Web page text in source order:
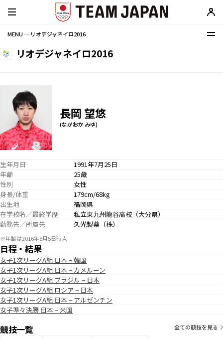
MENU ─ リオデジャネイロ2016
リオデジャネイロ2016
長岡 望悠
(ながおか みゆ)
生年月日
1991年7月25日
年齢
25歳
性別
女性
身長/体重
179cm/68kg
出生地
福岡県
在学校名／最終学歴
私立東九州龍谷高校（大分県）
勤務先／所属先
久光製薬（株）
※年齢は2016年8月5日時点
日程・結果
女子1次リーグA組 日本 − 韓国
女子1次リーグA組 日本 − カメルーン
女子1次リーグA組 ブラジル − 日本
女子1次リーグA組 ロシア − 日本
女子1次リーグA組 日本 − アルゼンチン
女子準々決勝 日本 − 米国
競技一覧 全ての競技を見る